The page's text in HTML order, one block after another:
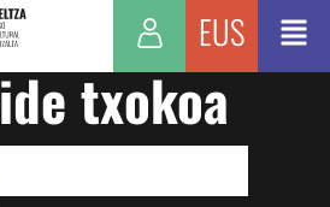
EUS
txokoa